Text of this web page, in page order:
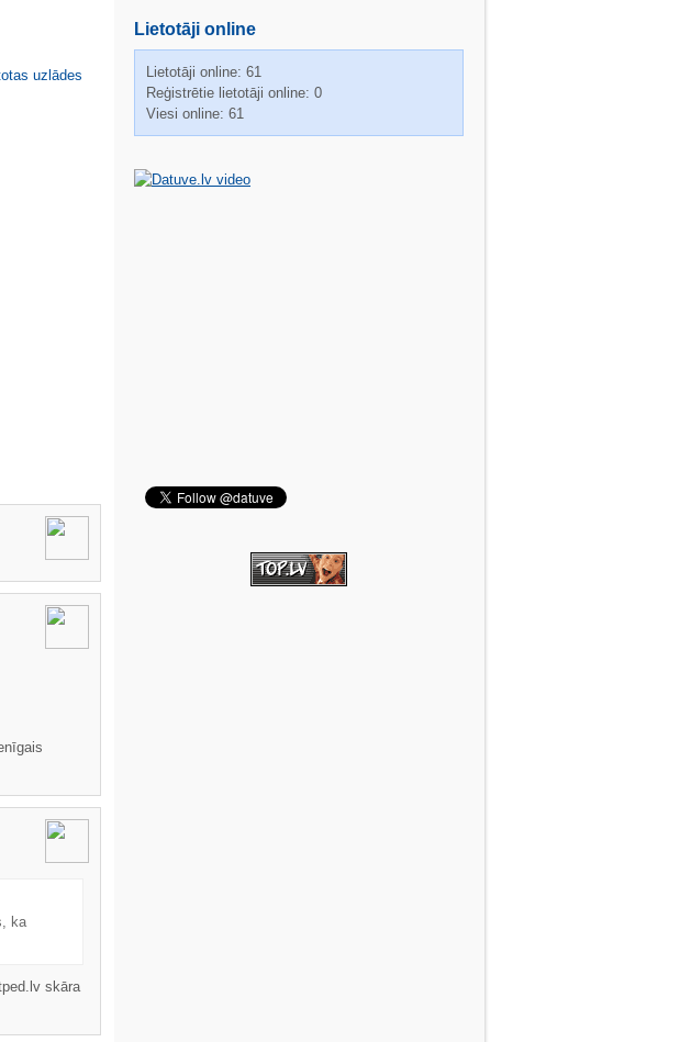
Lietotāji online
Lietotāji online: 61
Reģistrētie lietotāji online: 0
Viesi online: 61
uzlādes
ka
skāra